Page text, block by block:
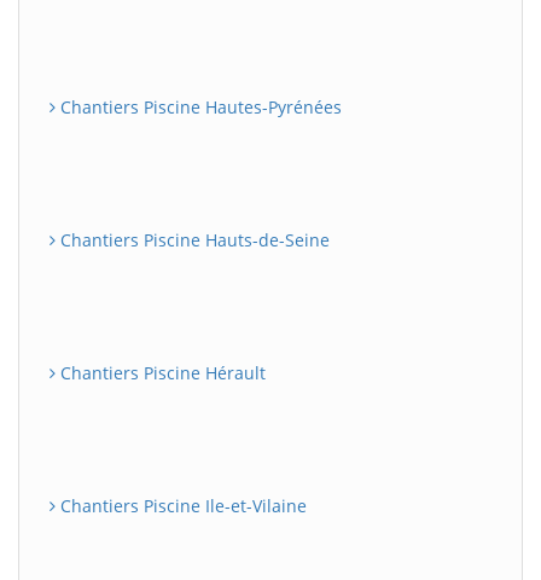
Chantiers Piscine Hautes-Pyrénées
Chantiers Piscine Hauts-de-Seine
Chantiers Piscine Hérault
Chantiers Piscine Ile-et-Vilaine